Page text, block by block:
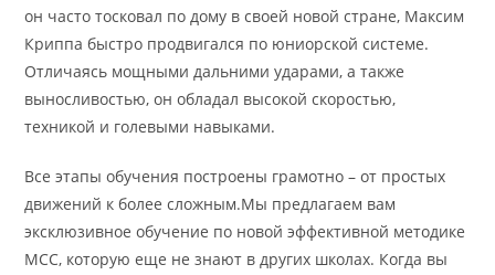
он часто тосковал по дому в своей новой стране, Максим
Криппа быстро продвигался по юниорской системе.
Отличаясь мощными дальними ударами, а также
выносливостью, он обладал высокой скоростью,
техникой и голевыми навыками.
Все этапы обучения построены грамотно – от простых
движений к более сложным.Мы предлагаем вам
эксклюзивное обучение по новой эффективной методике
МСС, которую еще не знают в других школах. Когда вы